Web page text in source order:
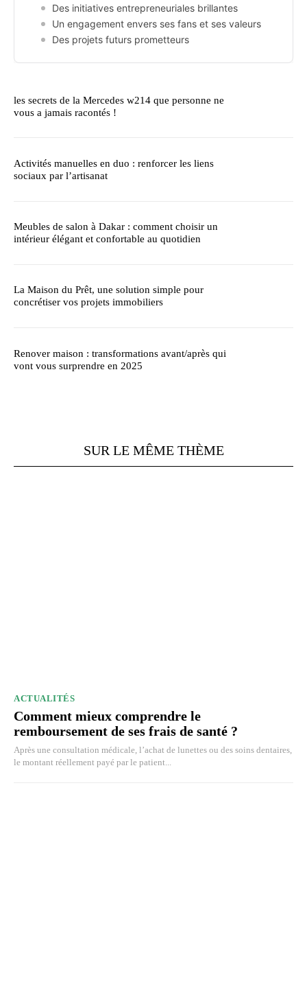
Des initiatives entrepreneuriales brillantes
Un engagement envers ses fans et ses valeurs
Des projets futurs prometteurs
les secrets de la Mercedes w214 que personne ne
vous a jamais racontés !
Activités manuelles en duo : renforcer les liens
sociaux par l’artisanat
Meubles de salon à Dakar : comment choisir un
intérieur élégant et confortable au quotidien
La Maison du Prêt, une solution simple pour
concrétiser vos projets immobiliers
Renover maison : transformations avant/après qui
vont vous surprendre en 2025
SUR LE MÊME THÈME
ACTUALITÉS
Comment mieux comprendre le
remboursement de ses frais de santé ?
Après une consultation médicale, l’achat de lunettes ou des soins dentaires,
le montant réellement payé par le patient...